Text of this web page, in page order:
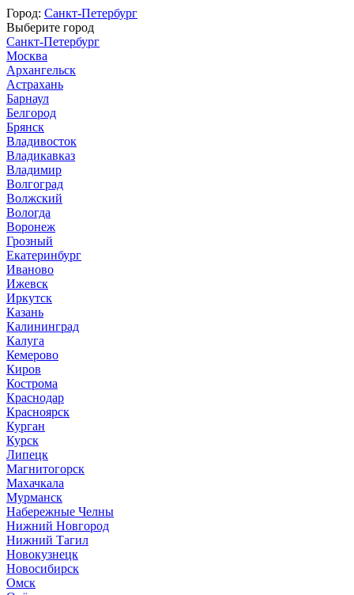
Город: Санкт-Петербург
Выберите город
Санкт-Петербург
Москва
Архангельск
Астрахань
Барнаул
Белгород
Брянск
Владивосток
Владикавказ
Владимир
Волгоград
Волжский
Вологда
Воронеж
Грозный
Екатеринбург
Иваново
Ижевск
Иркутск
Казань
Калининград
Калуга
Кемерово
Киров
Кострома
Краснодар
Красноярск
Курган
Курск
Липецк
Магнитогорск
Махачкала
Мурманск
Набережные Челны
Нижний Новгород
Нижний Тагил
Новокузнецк
Новосибирск
Омск